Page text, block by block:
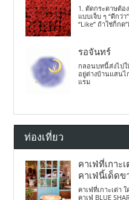
1. ตัดกระดาษต้อ
แบบเจ็บ ๆ “ดีกว่
“Like” ถ้าใช่ก็กด
รอจันทร์
กลอนบทนี้ส่งไป
อยู่ต่างบ้านแสน
แรม
ท่องเที่ยว
คาเฟ่ที่เกาะ
คาเฟ่นี้เด็ดข
คาเฟ่ที่เกาะเต่า
คาเฟ่ BLUE